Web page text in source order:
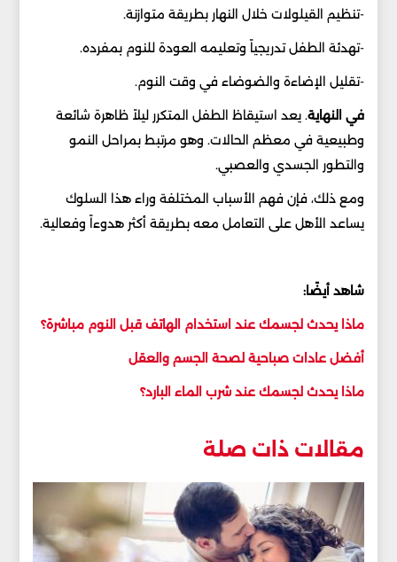
-تنظيم القيلولات خلال النهار بطريقة متوازنة.
-تهدئة الطفل تدريجياً وتعليمه العودة للنوم بمفرده.
-تقليل الإضاءة والضوضاء في وقت النوم.
في النهاية. يعد استيقاظ الطفل المتكرر ليلاً ظاهرة شائعة
وطبيعية في معظم الحالات. وهو مرتبط بمراحل النمو
والتطور الجسدي والعصبي.
ومع ذلك، فإن فهم الأسباب المختلفة وراء هذا السلوك
يساعد الأهل على التعامل معه بطريقة أكثر هدوءاً وفعالية.
شاهد أيضًا:
ماذا يحدث لجسمك عند استخدام الهاتف قبل النوم مباشرة؟
أفضل عادات صباحية لصحة الجسم والعقل
ماذا يحدث لجسمك عند شرب الماء البارد؟
مقالات ذات صلة